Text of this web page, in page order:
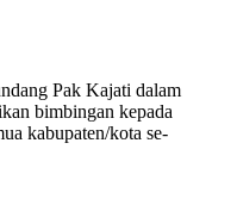
Pak Kajati dalam
bimbingan kepada
kabupaten/kota se-